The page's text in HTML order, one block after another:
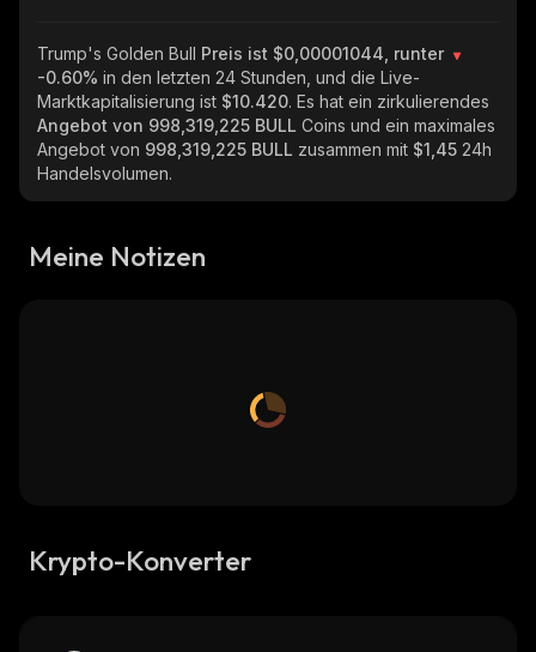
Trump's Golden Bull Preis ist $0,00001044, runter
-0.60% in den letzten 24 Stunden, und die Live-
Marktkapitalisierung ist $10.420. Es hat ein zirkulierendes
Angebot von 998,319,225 BULL Coins und ein maximales
Angebot von 998,319,225 BULL zusammen mit $1,45 24h
Handelsvolumen.
Meine Notizen
Krypto-Konverter